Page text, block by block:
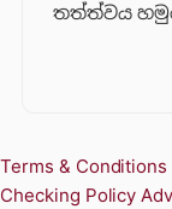
තත්ත්වය
Terms & Conditions
Checking Policy